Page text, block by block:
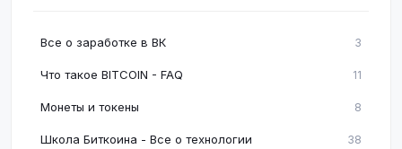
Все о заработке в ВК 3
Что такое BITCOIN - FAQ 11
Монеты и токены 8
Школа Биткоина - Все о технологии 38